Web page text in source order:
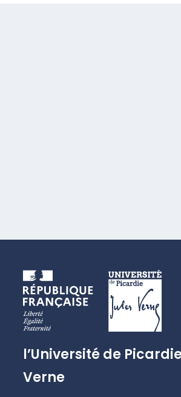
l’Université de
Verne